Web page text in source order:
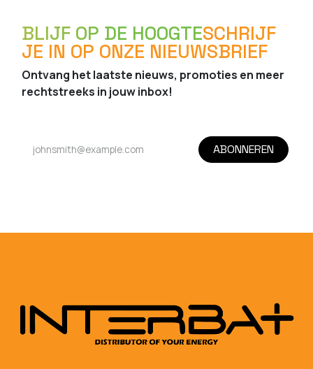
BLIJF OP DE HOOGTESCHRIJF
JE IN OP ONZE NIEUWSBRIEF
Ontvang het laatste nieuws, promoties en meer
rechtstreeks in jouw inbox!
ABONNEREN